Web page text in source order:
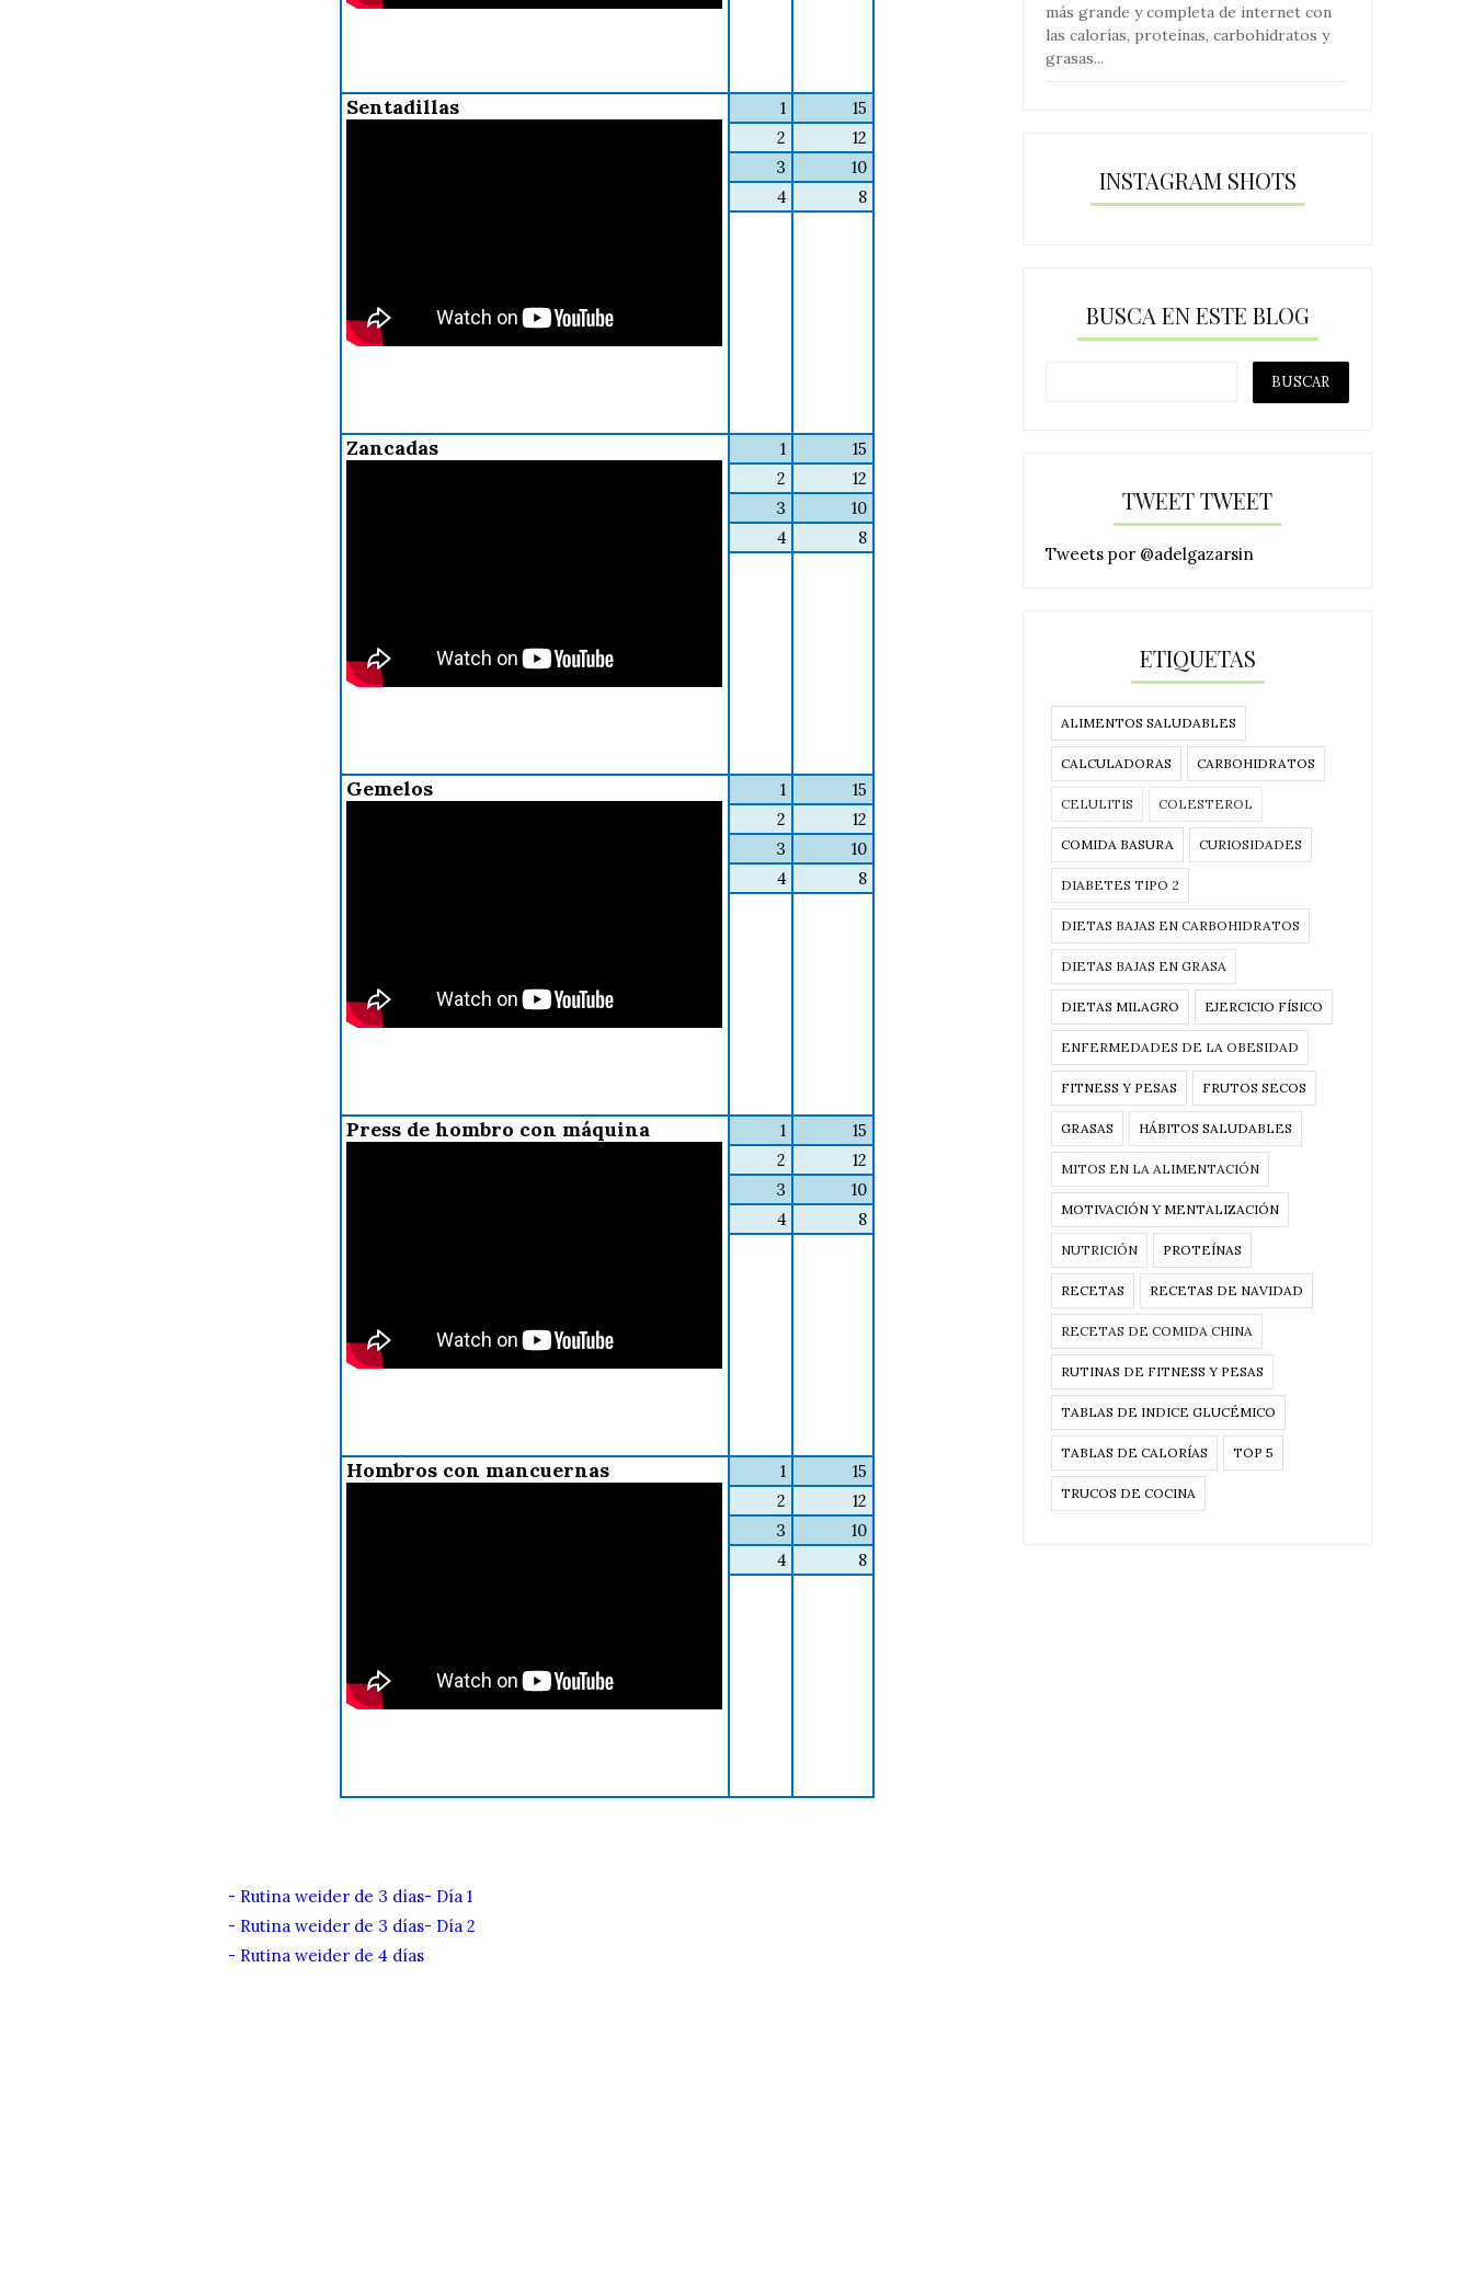
Sentadillas 1
15
2
12
3
10
4
8
Zancadas 1
15
2
12
3
10
4
8
Gemelos 1
15
2
12
3
10
4
8
Press de hombro con máquina 1
15
2
12
3
10
4
8
Hombros con mancuernas 1
15
2
12
3
10
4
8
- Rutina weider de 3 días- Día 1
- Rutina weider de 3 días- Día 2
- Rutina weider de 4 días
más grande y completa de internet con
las calorías, proteínas, carbohidratos y
grasas...
INSTAGRAM SHOTS
BUSCA EN ESTE BLOG
TWEET TWEET
Tweets por @adelgazarsin
ETIQUETAS
ALIMENTOS SALUDABLES
CALCULADORAS CARBOHIDRATOS
CELULITIS COLESTEROL
COMIDA BASURA CURIOSIDADES
DIABETES TIPO 2
DIETAS BAJAS EN CARBOHIDRATOS
DIETAS BAJAS EN GRASA
DIETAS MILAGRO EJERCICIO FÍSICO
ENFERMEDADES DE LA OBESIDAD
FITNESS Y PESAS FRUTOS SECOS
GRASAS HÁBITOS SALUDABLES
MITOS EN LA ALIMENTACIÓN
MOTIVACIÓN Y MENTALIZACIÓN
NUTRICIÓN PROTEÍNAS
RECETAS RECETAS DE NAVIDAD
RECETAS DE COMIDA CHINA
RUTINAS DE FITNESS Y PESAS
TABLAS DE INDICE GLUCÉMICO
TABLAS DE CALORÍAS TOP 5
TRUCOS DE COCINA